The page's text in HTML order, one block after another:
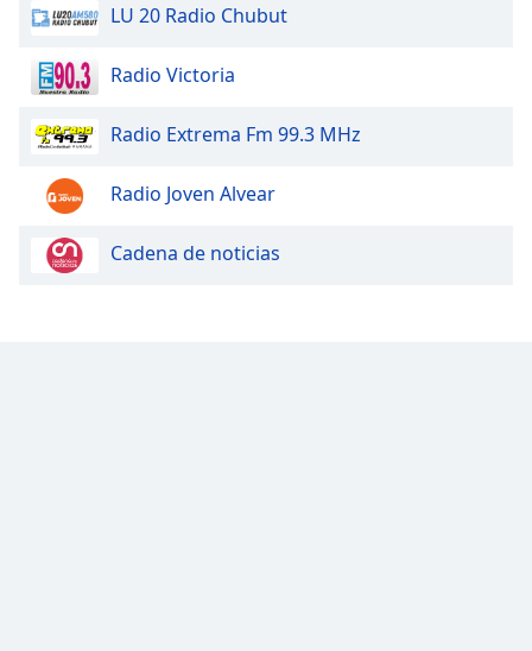
dialog
LU 20 Radio Chubut
Radio Victoria
Radio Extrema Fm 99.3 MHz
Radio Joven Alvear
Cadena de noticias